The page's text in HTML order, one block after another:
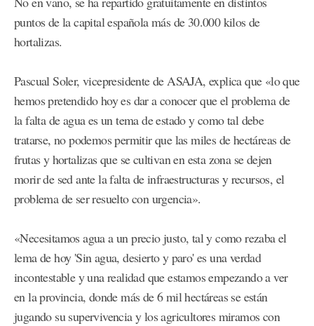
puntos de la capital española más de 30.000 kilos de
hortalizas.
Pascual Soler, vicepresidente de ASAJA, explica que «lo que
hemos pretendido hoy es dar a conocer que el problema de
la falta de agua es un tema de estado y como tal debe
tratarse, no podemos permitir que las miles de hectáreas de
frutas y hortalizas que se cultivan en esta zona se dejen
morir de sed ante la falta de infraestructuras y recursos, el
problema de ser resuelto con urgencia».
«Necesitamos agua a un precio justo, tal y como rezaba el
lema de hoy 'Sin agua, desierto y paro' es una verdad
incontestable y una realidad que estamos empezando a ver
en la provincia, donde más de 6 mil hectáreas se están
jugando su supervivencia y los agricultores miramos con